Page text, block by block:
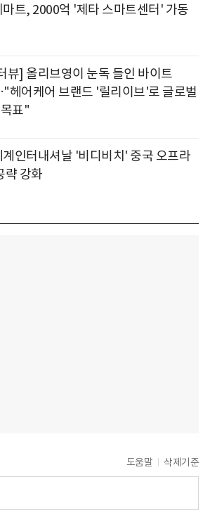
마트, 2000억 '제타 스마트센터' 가동
뷰] 올리브영이 눈독 들인 바이트
어케어 브랜드 '릴리이브'로 글로벌
표"
계인터내셔날 '비디비치' 중국 오프라
략 강화
도움말 삭제기준